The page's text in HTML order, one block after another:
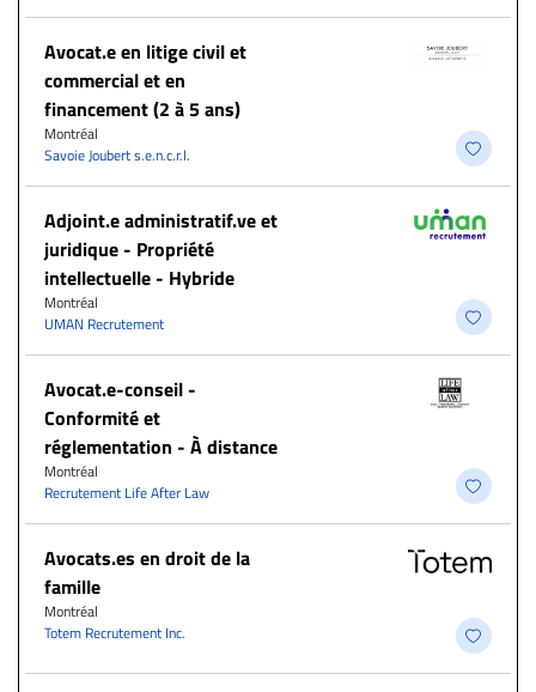
Avocat.e en litige civil et
commercial et en
financement (2 à 5 ans)
Montréal
Savoie Joubert s.e.n.c.r.l.
Adjoint.e administratif.ve et
juridique - Propriété
intellectuelle - Hybride
Montréal
UMAN Recrutement
​Avocat.e-conseil -
Conformité et
réglementation - À distance
Montréal
Recrutement Life After Law
Avocats.es en droit de la
famille
Montréal
Totem Recrutement Inc.